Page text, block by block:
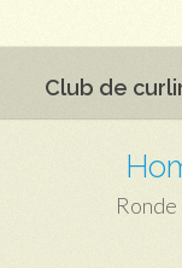
Club de
Ronde